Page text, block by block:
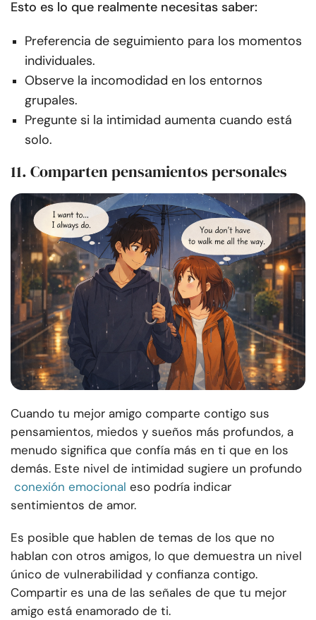
Esto es lo que realmente necesitas saber:
Preferencia de seguimiento para los momentos
individuales.
Observe la incomodidad en los entornos
grupales.
Pregunte si la intimidad aumenta cuando está
solo.
11. Comparten pensamientos personales
Cuando tu mejor amigo comparte contigo sus
pensamientos, miedos y sueños más profundos, a
menudo significa que confía más en ti que en los
demás. Este nivel de intimidad sugiere un profundo
conexión emocional eso podría indicar
sentimientos de amor.
Es posible que hablen de temas de los que no
hablan con otros amigos, lo que demuestra un nivel
único de vulnerabilidad y confianza contigo.
Compartir es una de las señales de que tu mejor
amigo está enamorado de ti.